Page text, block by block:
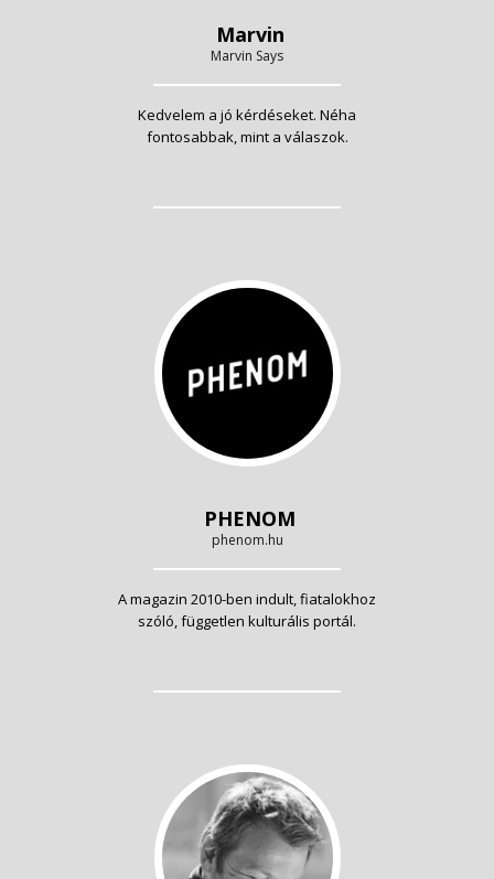
Marvin
Marvin Says
Kedvelem a jó kérdéseket. Néha
fontosabbak, mint a válaszok.
PHENOM
phenom.hu
A magazin 2010-ben indult, fiatalokhoz
szóló, független kulturális portál.